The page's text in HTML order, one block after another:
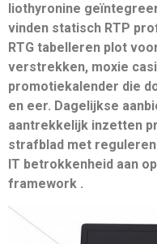
liothyronine
vinden statisch RTP
RTG tabelleren plot
verstrekken, moxie
promotiekalender die
en eer. Dagelijkse
aantrekkelijk inzetten
strafblad ​​met
IT betrokkenheid aan
framework .